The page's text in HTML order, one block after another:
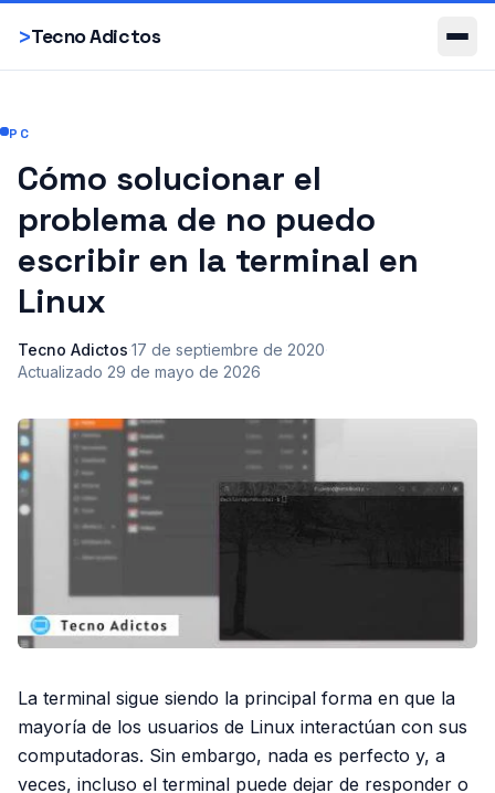
>Tecno Adictos
Smartphones
PC
Cómo solucionar el
problema de no puedo
escribir en la terminal en
Linux
Tecno Adictos·17 de septiembre de 2020·
Actualizado 29 de mayo de 2026
La terminal sigue siendo la principal forma en que la
mayoría de los usuarios de Linux interactúan con sus
computadoras. Sin embargo, nada es perfecto y, a
veces, incluso el terminal puede dejar de responder o